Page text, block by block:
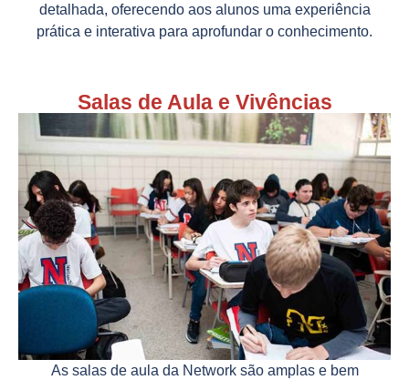
detalhada, oferecendo aos alunos uma experiência
prática e interativa para aprofundar o conhecimento.
Salas de Aula e Vivências
As salas de aula da Network são amplas e bem